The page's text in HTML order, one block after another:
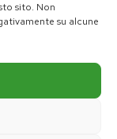
sito. Non
su alcune